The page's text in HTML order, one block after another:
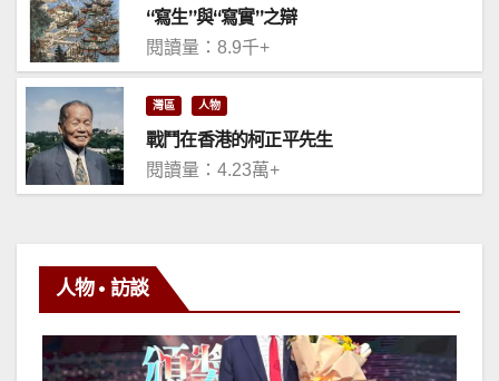
“寫生”與“寫實”之辯
閱讀量：8.9千+
灣區 人物
戰鬥在香港的柯正平先生
閱讀量：4.23萬+
人物 • 訪談